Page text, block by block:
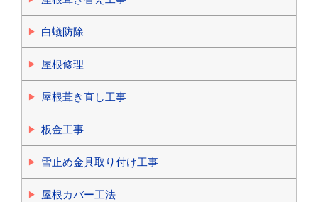
白蟻防除
屋根修理
屋根葺き直し工事
板金工事
雪止め金具取り付け工事
屋根カバー工法